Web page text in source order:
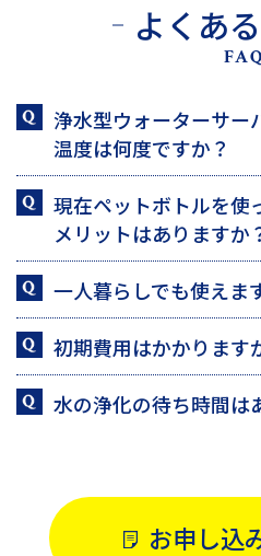
よくあ
FAQ
浄水型ウォーターサー
温度は何度ですか？
現在ペットボトルを使
メリットはありますか
一人暮らしでも使えま
初期費用はかかります
水の浄化の待ち時間は
お申し込